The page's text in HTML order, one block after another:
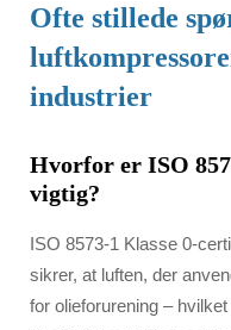
Ofte stillede
industrier
Hvorfor er ISO
vigtig?
ISO 8573-1 Klasse 0-
sikrer, at luften, der
for olieforurening –